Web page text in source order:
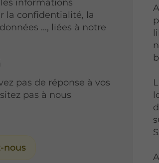
informations
la confidentialité, la
..., liées à notre
pas de réponse à vos
pas à nous
nous